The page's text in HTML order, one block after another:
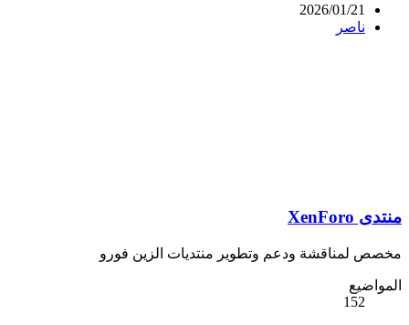
2026/01/21
ناصر
منتدى XenForo
مخصص لمناقشة ودعم وتطوير منتديات الزين فورو
المواضيع
152